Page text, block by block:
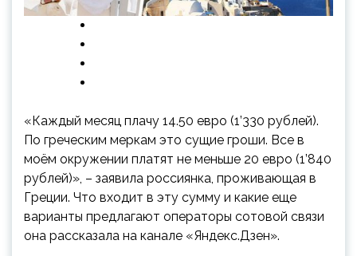
«Каждый месяц плачу 14.50 евро (1’330 рублей).
По греческим меркам это сущие гроши. Все в
моём окружении платят не меньше 20 евро (1’840
рублей)», – заявила россиянка, проживающая в
Греции. Что входит в эту сумму и какие еще
варианты предлагают операторы сотовой связи
она рассказала на канале «Яндекс.Дзен».